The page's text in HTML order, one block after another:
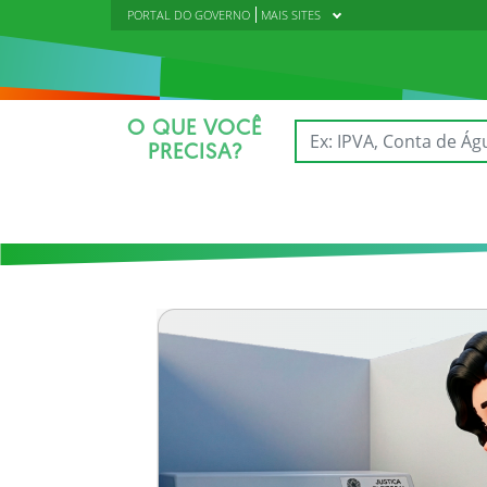
PORTAL DO GOVERNO MAIS SITES
O QUE VOCÊ
PRECISA?